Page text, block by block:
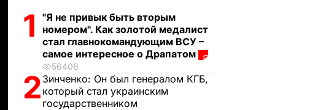
1
"Я не привык быть вторым
номером". Как золотой медалист
стал главнокомандующим ВСУ –
самое интересное о Драпатом
56406
2 Зинченко: Он был генералом КГБ,
который стал украинским
государственником